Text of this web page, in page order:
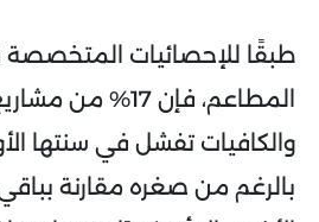
طبقًا للإحصائيات المتخصصة
المطاعم، فإن 17%
والكافيات تفشل في سنتها
بالرغم من صغره مقارنة بباقي